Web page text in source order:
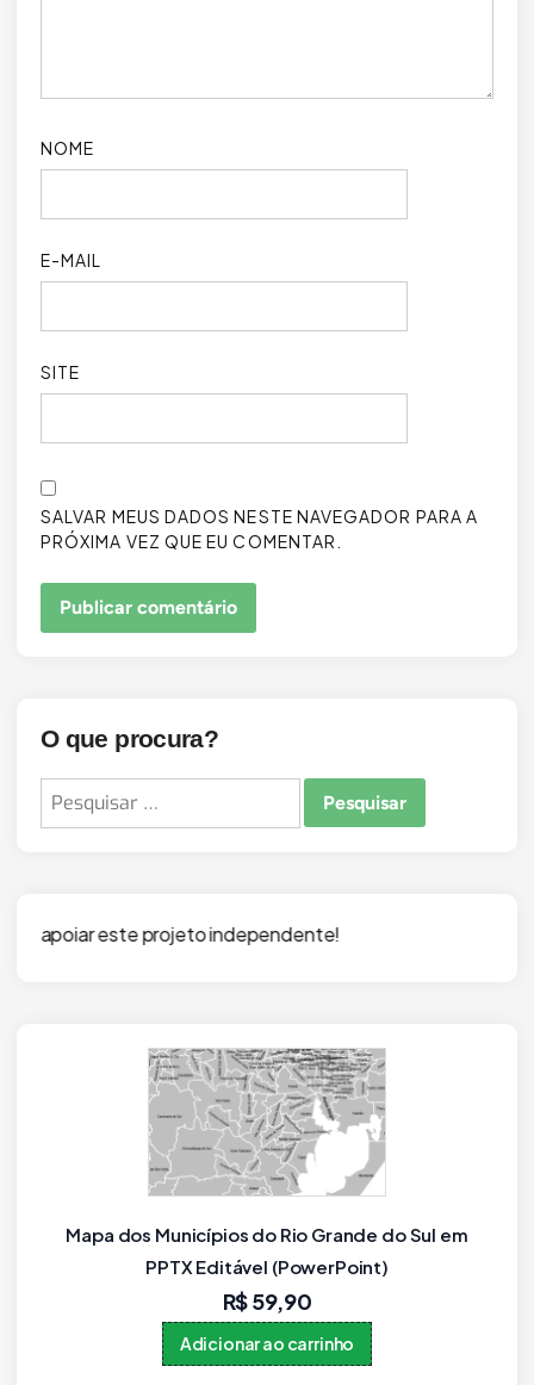
NOME
E-MAIL
SITE
SALVAR MEUS DADOS NESTE NAVEGADOR PARA A
PRÓXIMA VEZ QUE EU COMENTAR.
O que procura?
Pesquisar
por:
independente!
Município Paraná como objetos editáveis
(IBGE 2021, Novo!)
R$59,90
Adicionar ao carrinho